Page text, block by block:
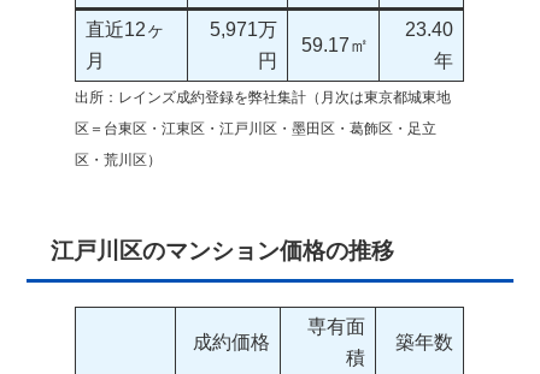
直近12ヶ
月
5,971万
円
59.17㎡
23.40
年
出所：レインズ成約登録を弊社集計（月次は東京都城東地
区＝台東区・江東区・江戸川区・墨田区・葛飾区・足立
区・荒川区）
江戸川区のマンション価格の推移
成約価格
専有面
積
築年数